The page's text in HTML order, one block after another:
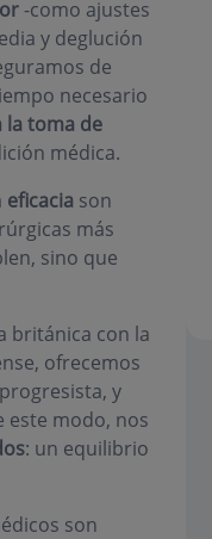
-como ajustes
y deglución
de
necesario
la toma de
médica.
eficacia son
más
sino que
británica con la
ofrecemos
y
este modo, nos
: un equilibrio
son